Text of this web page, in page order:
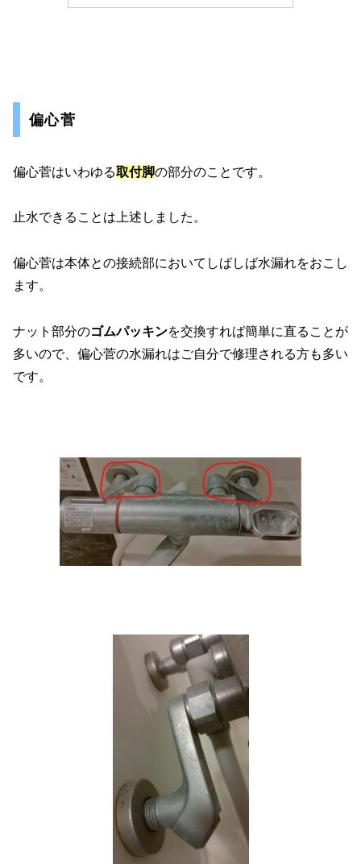
偏心菅
偏心菅はいわゆる取付脚の部分のことです。
止水できることは上述しました。
偏心菅は本体との接続部においてしばしば水漏れをおこし
ます。
ナット部分のゴムパッキンを交換すれば簡単に直ることが
多いので、偏心菅の水漏れはご自分で修理される方も多い
です。